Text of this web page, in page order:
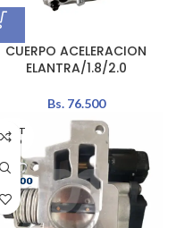
CUERPO ACELERACION
ELANTRA/1.8/2.0
Bs.76.500
AGOT
ADO